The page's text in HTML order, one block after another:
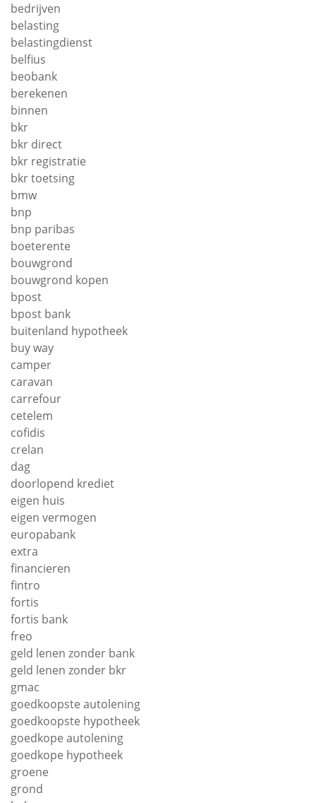
bedrijven
belasting
belastingdienst
belfius
beobank
berekenen
binnen
bkr
bkr direct
bkr registratie
bkr toetsing
bmw
bnp
bnp paribas
boeterente
bouwgrond
bouwgrond kopen
bpost
bpost bank
buitenland hypotheek
buy way
camper
caravan
carrefour
cetelem
cofidis
crelan
dag
doorlopend krediet
eigen huis
eigen vermogen
europabank
extra
financieren
fintro
fortis
fortis bank
freo
geld lenen zonder bank
geld lenen zonder bkr
gmac
goedkoopste autolening
goedkoopste hypotheek
goedkope autolening
goedkope hypotheek
groene
grond